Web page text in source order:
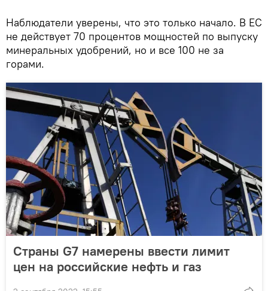
Наблюдатели уверены, что это только начало. В ЕС
не действует 70 процентов мощностей по выпуску
минеральных удобрений, но и все 100 не за
горами.
Страны G7 намерены ввести лимит
цен на российские нефть и газ